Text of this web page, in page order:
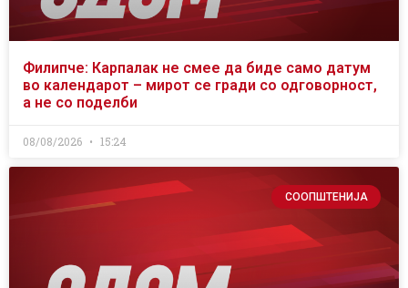
Филипче: Карпалак не смее да биде само датум
во календарот – мирот се гради со одговорност,
а не со поделби
08/08/2026 15:24
СООПШТЕНИЈА